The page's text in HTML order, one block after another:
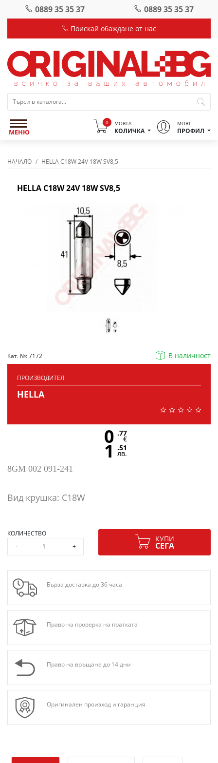
0889 35 35 37 0889 35 35 37
Поискай обаждане от нас
МЕНЮ
0 МОЯТА
КОЛИЧКА
МОЯТ
ПРОФИЛ
НАЧАЛО HELLA C18W 24V 18W SV8,5
HELLA C18W 24V 18W SV8,5
Кат. №: 7172 В наличност
ПРОИЗВОДИТЕЛ
HELLA
8GM 002 091-241
Вид крушка: C18W
0 .77
€
1 .51
лв.
КОЛИЧЕСТВО
-
+
КУПИ
СЕГА
Бърза доставка до 36 часа
Право на проверка на пратката
Право на връщане до 14 дни
Оригинален произход и гаранция